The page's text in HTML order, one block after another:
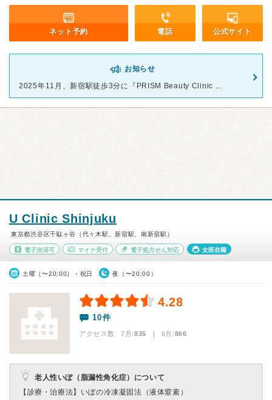
ネット予約 電話 公式サイト
お知らせ
2025年11月、新宿駅徒歩3分に『PRISM Beauty Clinic ...
U Clinic Shinjuku
東京都渋谷区千駄ヶ谷（代々木駅、新宿駅、南新宿駅）
電子決済可 マイナ受付 電子処方せん対応 女医在籍
土曜（〜20:00）・祝日 夜（〜20:00）
4.28
10件
アクセス数 7月:835 | 6月:866
老人性いぼ（脂漏性角化症）について
【診療・治療法】 いぼの冷凍凝固法（液体窒素）